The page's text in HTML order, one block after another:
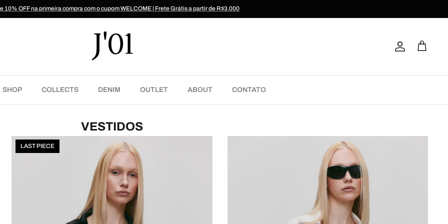
10% OFF na primeira compra com o cupom WELCOME | Frete Grátis a partir de R$3.000
ContaCarrinho
SHOP COLLECTS DENIM OUTLET ABOUT CONTATO
VESTIDOS
LAST PIECE